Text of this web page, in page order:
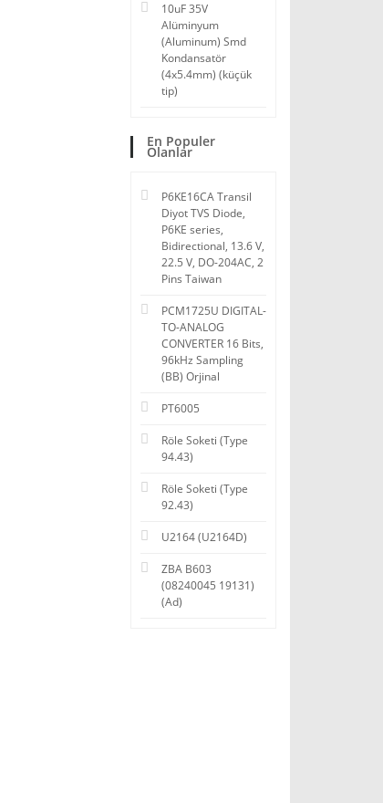
10uF 35V
Alüminyum
(Aluminum) Smd
Kondansatör
(4x5.4mm) (küçük
tip)
En Populer
Olanlar
P6KE16CA Transil
Diyot TVS Diode,
P6KE series,
Bidirectional, 13.6 V,
22.5 V, DO-204AC, 2
Pins Taiwan
PCM1725U DIGITAL-
TO-ANALOG
CONVERTER 16 Bits,
96kHz Sampling
(BB) Orjinal
PT6005
Röle Soketi (Type
94.43)
Röle Soketi (Type
92.43)
U2164 (U2164D)
ZBA B603
(08240045 19131)
(Ad)